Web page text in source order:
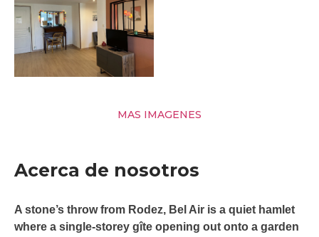
MAS IMAGENES
Acerca de nosotros
A stone’s throw from Rodez, Bel Air is a quiet hamlet
where a single-storey gîte opening out onto a garden